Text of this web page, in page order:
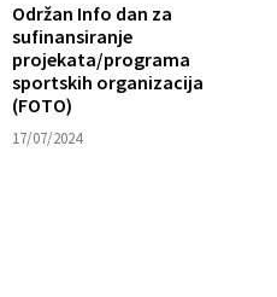
Održan Info dan za
sufinansiranje
projekata/programa
sportskih organizacija
(FOTO)
17/07/2024